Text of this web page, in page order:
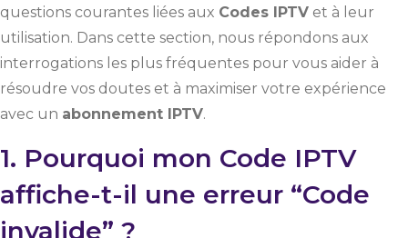
questions courantes liées aux Codes IPTV et à leur
utilisation. Dans cette section, nous répondons aux
interrogations les plus fréquentes pour vous aider à
résoudre vos doutes et à maximiser votre expérience
avec un abonnement IPTV.
1. Pourquoi mon Code IPTV
affiche-t-il une erreur “Code
invalide” ?